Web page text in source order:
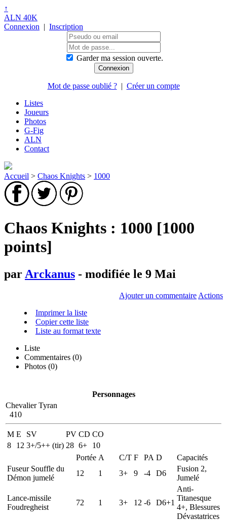
↑
ALN 40K
Connexion | Inscription
Garder ma session ouverte.
Mot de passe oublié ?| Créer un compte
Listes
Joueurs
Photos
G-Fig
ALN
Contact
Accueil > Chaos Knights > 1000
Chaos Knights : 1000 [1000
points]
par Arckanus - modifiée le 9 Mai
Ajouter un commentaire Actions
Imprimer la liste
Copier cette liste
Liste au format texte
Liste
Commentaires (0)
Photos (0)
Personnages
Chevalier Tyran
410
M E SV PV CD CO
8
12 3+/5++ (tir) 28 6+
10
Portée A C/T F PA D
Capacités
Fuseur Souffle du
Démon jumelé
12 1 3+ 9 -4 D6
Fusion 2,
Jumelé
Lance-missile
Foudregheist
72 1 3+ 12 -6 D6+1
Anti-
Titanesque
4+, Blessures
Dévastatrices